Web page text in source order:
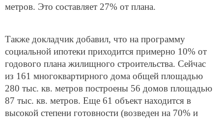
метров. Это составляет 27% от плана.
Также докладчик добавил, что на программу
социальной ипотеки приходится примерно 10% от
годового плана жилищного строительства. Сейчас
из 161 многоквартирного дома общей площадью
280 тыс. кв. метров построены 56 домов площадью
87 тыс. кв. метров. Еще 61 объект находится в
высокой степени готовности (возведен на 70% и